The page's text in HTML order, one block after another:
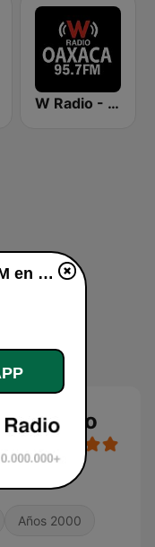
W Radio - Oaxaca
en vivo
Años 2000
La Sabanita 100.5 FM en vivo